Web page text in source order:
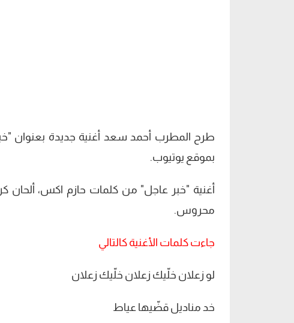
طرح المطرب أحمد سعد أغنية جديدة بعنوان
بموقع يوتيوب.
أغنية "خبر عاجل" من كلمات حازم اكس، ألحان
محروس.
جاءت كلمات الأغنية كالتالي
لو زعلان خلّيك زعلان خلّيك زعلان
خد مناديل قضّيها عياط